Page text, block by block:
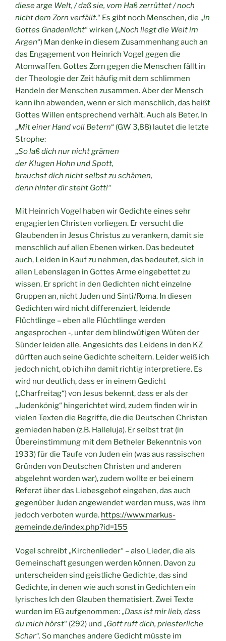
diese arge Welt, / daß sie, vom Haß zerrüttet / noch
nicht dem Zorn verfällt.“ Es gibt noch Menschen, die „in
Gottes Gnadenlicht“ wirken („Noch liegt die Welt im
Argen“) Man denke in diesem Zusammenhang auch an
das Engagement von Heinrich Vogel gegen die
Atomwaffen. Gottes Zorn gegen die Menschen fällt in
der Theologie der Zeit häufig mit dem schlimmen
Handeln der Menschen zusammen. Aber der Mensch
kann ihn abwenden, wenn er sich menschlich, das heißt
Gottes Willen entsprechend verhält. Auch als Beter. In
„Mit einer Hand voll Betern“ (GW 3,88) lautet die letzte
Strophe:
„So laß dich nur nicht grämen
der Klugen Hohn und Spott,
brauchst dich nicht selbst zu schämen,
denn hinter dir steht Gott!“
Mit Heinrich Vogel haben wir Gedichte eines sehr
engagierten Christen vorliegen. Er versucht die
Glaubenden in Jesus Christus zu verankern, damit sie
menschlich auf allen Ebenen wirken. Das bedeutet
auch, Leiden in Kauf zu nehmen, das bedeutet, sich in
allen Lebenslagen in Gottes Arme eingebettet zu
wissen. Er spricht in den Gedichten nicht einzelne
Gruppen an, nicht Juden und Sinti/Roma. In diesen
Gedichten wird nicht differenziert, leidende
Flüchtlinge – eben alle Flüchtlinge werden
angesprochen -, unter dem blindwütigen Wüten der
Sünder leiden alle. Angesichts des Leidens in den KZ
dürften auch seine Gedichte scheitern. Leider weiß ich
jedoch nicht, ob ich ihn damit richtig interpretiere. Es
wird nur deutlich, dass er in einem Gedicht
(„Charfreitag“) von Jesus bekennt, dass er als der
„Judenkönig“ hingerichtet wird, zudem finden wir in
vielen Texten die Begriffe, die die Deutschen Christen
gemieden haben (z.B. Halleluja). Er selbst trat (in
Übereinstimmung mit dem Betheler Bekenntnis von
1933) für die Taufe von Juden ein (was aus rassischen
Gründen von Deutschen Christen und anderen
abgelehnt worden war), zudem wollte er bei einem
Referat über das Liebesgebot eingehen, das auch
gegenüber Juden angewendet werden muss, was ihm
jedoch verboten wurde. https://www.markus-
gemeinde.de/index.php?id=155
Vogel schreibt „Kirchenlieder“ – also Lieder, die als
Gemeinschaft gesungen werden können. Davon zu
unterscheiden sind geistliche Gedichte, das sind
Gedichte, in denen wie auch sonst in Gedichten ein
lyrisches Ich den Glauben thematisiert. Zwei Texte
wurden im EG aufgenommen: „Dass ist mir lieb, dass
du mich hörst“ (292) und „Gott ruft dich, priesterliche
Schar“. So manches andere Gedicht müsste im